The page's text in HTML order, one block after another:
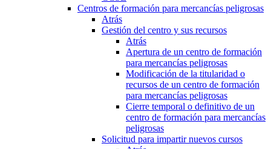
Centros de formación para mercancías peligrosas
Atrás
Gestión del centro y sus recursos
Atrás
Apertura de un centro de formación
para mercancías peligrosas
Modificación de la titularidad o
recursos de un centro de formación
para mercancías peligrosas
Cierre temporal o definitivo de un
centro de formación para mercancías
peligrosas
Solicitud para impartir nuevos cursos